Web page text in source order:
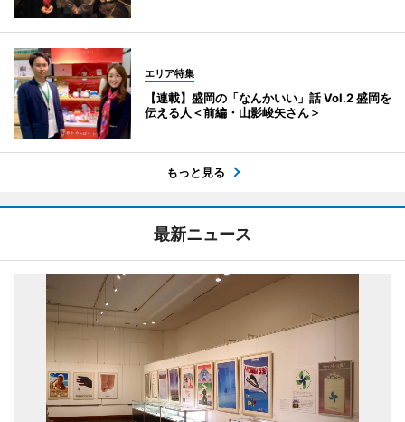
エリア特集
【連載】盛岡の「なんかいい」話 Vol.2 盛岡を
伝える人＜前編・山影峻矢さん＞
もっと見る
最新ニュース